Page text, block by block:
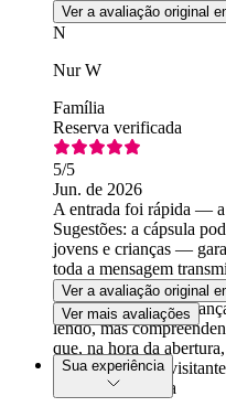
Ver a avaliação original
N
Nur W
Família
Reserva verificada
5/5
Jun. de 2026
A entrada foi rápida — a
Sugestões: a cápsula
jovens e crianças —
toda a mensagem
interessante. Além
interativas para as
lendo, mas
que, na hora da
interagir com os
estação específica
Ver a avaliação original
Ver mais avaliações
Sua experiência